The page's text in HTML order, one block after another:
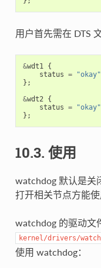
用户首先需在 DTS
&wdt1 {
status = "okay"
};
&wdt2 {
status = "okay"
};
10.3. 使用
watchdog 默认是关
打开相关节点方能使
watchdog 的驱动文
kernel/drivers/
使用 watchdog：